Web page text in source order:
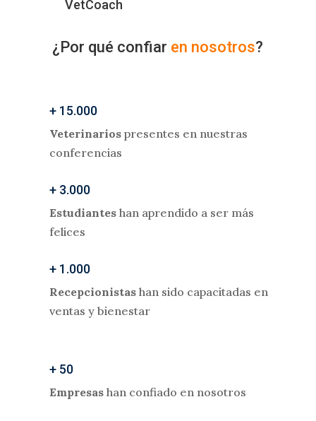
VetCoach
¿Por qué confiar en nosotros?
+ 15.000
Veterinariospresentes en nuestras
conferencias
+ 3.000
Estudianteshan aprendido a ser más
felices
+ 1.000
Recepcionistashan sido capacitadas en
ventas y bienestar
+ 50
Empresashan confiado en nosotros